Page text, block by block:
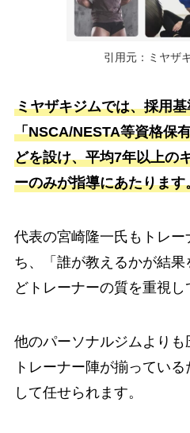
引用元：ミヤザ
ミヤザキジムでは、採用
「NSCA/NESTA等資格保
どを設け、平均7年以上の
ーのみが指導にあたります
代表の宮崎隆一氏もトレ
ち、「誰が教えるかが結
どトレーナーの質を重視し
他のパーソナルジムより
トレーナー陣が揃ってい
して任せられます。